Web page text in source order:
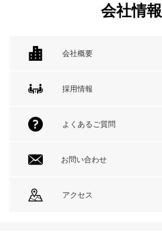
会社情報
会社概要
採用情報
よくあるご質問
お問い合わせ
アクセス